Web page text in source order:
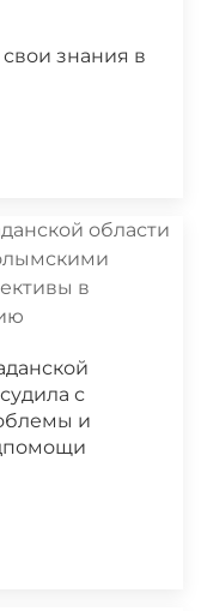
знания в
с
и